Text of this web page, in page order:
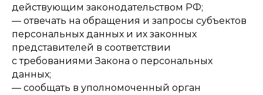
действующим законодательством РФ;
— отвечать на обращения и запросы субъектов
персональных данных и их законных
представителей в соответствии
с требованиями Закона о персональных
данных;
— сообщать в уполномоченный орган